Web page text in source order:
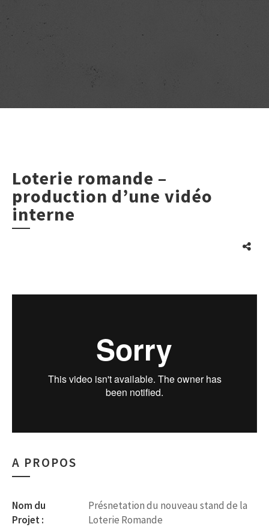
Loterie romande –
production d’une vidéo
interne
A PROPOS
Nom du
Projet :
Présnetation du nouveau stand de la
Loterie Romande